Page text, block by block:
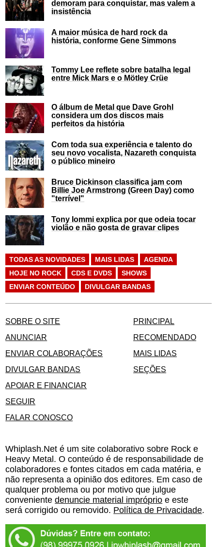
demoram para conquistar, mas valem a
insistência
A maior música de hard rock da
história, conforme Gene Simmons
Tommy Lee reflete sobre batalha legal
entre Mick Mars e o Mötley Crüe
O álbum de Metal que Dave Grohl
considera um dos discos mais
perfeitos da história
Com toda sua experiência e talento do
seu novo vocalista, Nazareth conquista
o público mineiro
Bruce Dickinson classifica jam com
Billie Joe Armstrong (Green Day) como
"terrível"
Tony Iommi explica por que odeia tocar
violão e não gosta de gravar clipes
TODAS AS NOVIDADES MAIS LIDAS
AGENDA
HOJE NO ROCK
CDS E DVDS
SHOWS
ENVIAR CONTEÚDO
DIVULGAR BANDAS
SOBRE O SITE
ANUNCIAR
ENVIAR COLABORAÇÕES
DIVULGAR BANDAS
APOIAR E FINANCIAR
SEGUIR
FALAR CONOSCO
PRINCIPAL
RECOMENDADO
MAIS LIDAS
SEÇÕES
Whiplash.Net é um site colaborativo sobre Rock e
Heavy Metal. O conteúdo é de responsabilidade de
colaboradores e fontes citados em cada matéria, e
não representa a opinião dos editores. Em caso de
qualquer problema ou por motivo que julgue
convenientedenuncie material impróprio e este
será corrigido ou removido. Política de Privacidade.